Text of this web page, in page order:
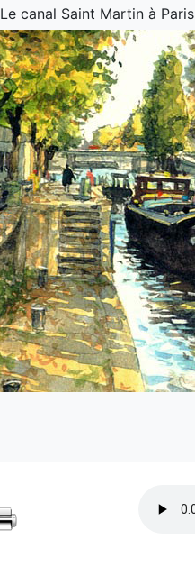
Le canal Saint Martin à